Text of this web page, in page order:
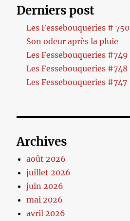
Derniers post
Les Fessebouqueries # 750
Son odeur après la pluie
Les Fessebouqueries #749
Les Fessebouqueries #748
Les Fessebouqueries #747
Archives
août 2026
juillet 2026
juin 2026
mai 2026
avril 2026